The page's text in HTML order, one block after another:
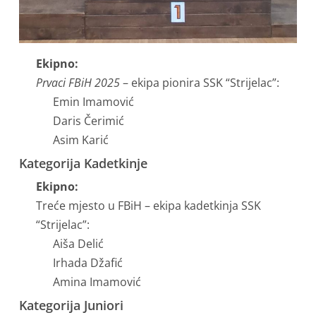
Ekipno:
Prvaci FBiH 2025– ekipa pionira SSK “Strijelac”:
Emin Imamović
Daris Čerimić
Asim Karić
Kategorija Kadetkinje
Ekipno:
Treće mjesto u FBiH – ekipa kadetkinja SSK
“Strijelac”:
Aiša Delić
Irhada Džafić
Amina Imamović
Kategorija Juniori